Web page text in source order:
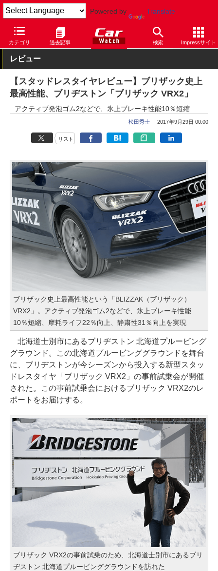
Powered by Translate
カテゴリ 過去記事 検索 Impressサイト
Car Watch タイヤ ブリヂストン スタッドレス
レビュー
【スタッドレスタイヤレビュー】ブリザック史上
最高性能、ブリヂストン「ブリザック VRX2」
アクティブ発泡ゴム2などで、氷上ブレーキ性能10％短縮
松田秀士 2017年9月29日 00:00
リスト
ブリザック史上最高性能という「BLIZZAK（ブリザック）
VRX2」。アクティブ発泡ゴム2などで、氷上ブレーキ性能
10％短縮、摩耗ライフ22％向上、静粛性31％向上を実現
北海道士別市にあるブリヂストン 北海道プルービング
グラウンド。この北海道プルービンググラウンドを舞台
に、ブリヂストンが今シーズンから投入する新型スタッ
ドレスタイヤ「ブリザック VRX2」の事前試乗会が開催
された。この事前試乗会におけるブリザック VRX2のレ
ポートをお届けする。
ブリザック VRX2の事前試乗のため、北海道士別市にあるブリ
ヂストン 北海道プルービンググラウンドを訪れた